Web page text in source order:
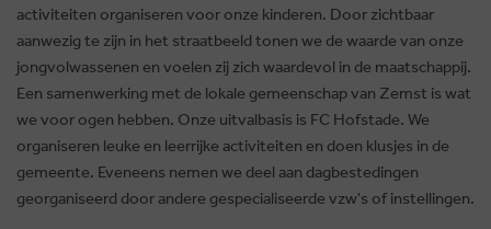
activiteiten organiseren voor onze kinderen. Door zichtbaar
aanwezig te zijn in het straatbeeld tonen we de waarde van onze
jongvolwassenen en voelen zij zich waardevol in de maatschappij.
Een samenwerking met de lokale gemeenschap van Zemst is wat
we voor ogen hebben. Onze uitvalbasis is FC Hofstade. We
organiseren leuke en leerrijke activiteiten en doen klusjes in de
gemeente. Eveneens nemen we deel aan dagbestedingen
georganiseerd door andere gespecialiseerde vzw's of instellingen.